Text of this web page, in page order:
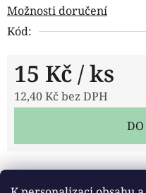
Možnosti doručení
Kód:
15 Kč / ks
12,40 Kč bez DPH